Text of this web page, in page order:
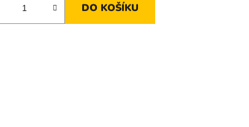
DO KOŠÍKU